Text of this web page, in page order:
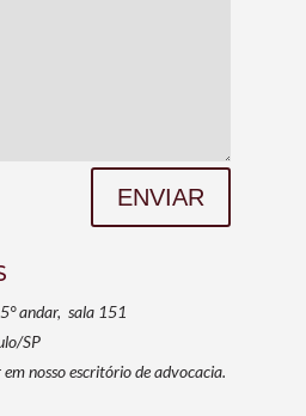
ENVIAR
andar, sala 151
SP
nosso escritório de advocacia.